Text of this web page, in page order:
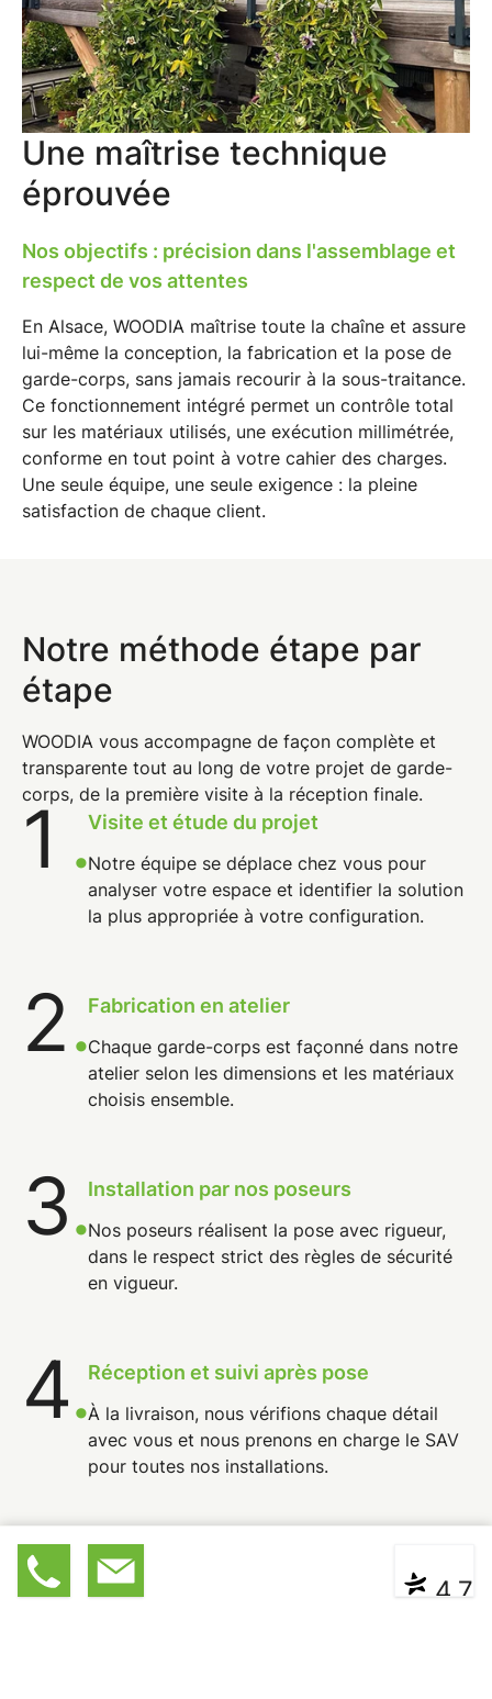
03 89 3* ** **
4,7
Une maîtrise technique
éprouvée
Nos objectifs : précision dans l'assemblage et
respect de vos attentes
En Alsace, WOODIA maîtrise toute la chaîne et assure
lui-même la conception, la fabrication et la pose de
garde-corps, sans jamais recourir à la sous-traitance.
Ce fonctionnement intégré permet un contrôle total
sur les matériaux utilisés, une exécution millimétrée,
conforme en tout point à votre cahier des charges.
Une seule équipe, une seule exigence : la pleine
satisfaction de chaque client.
Notre méthode étape par
étape
WOODIA vous accompagne de façon complète et
transparente tout au long de votre projet de garde-
corps, de la première visite à la réception finale.
1 .Visite et étude du projet
Notre équipe se déplace chez vous pour
analyser votre espace et identifier la solution
la plus appropriée à votre configuration.
2.Fabrication en atelier
Chaque garde-corps est façonné dans notre
atelier selon les dimensions et les matériaux
choisis ensemble.
3.Installation par nos poseurs
Nos poseurs réalisent la pose avec rigueur,
dans le respect strict des règles de sécurité
en vigueur.
4.Réception et suivi après pose
À la livraison, nous vérifions chaque détail
avec vous et nous prenons en charge le SAV
pour toutes nos installations.